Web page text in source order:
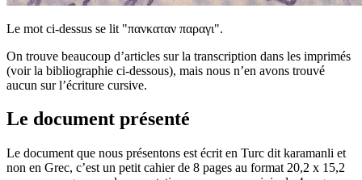
Le mot ci-dessus se lit "πανκαταν παραγι".
On trouve beaucoup d’articles sur la transcription dans les imprimés
(voir la bibliographie ci-dessous), mais nous n’en avons trouvé
aucun sur l’écriture cursive.
Le document présenté
Le document que nous présentons est écrit en Turc dit karamanli et
non en Grec, c’est un petit cahier de 8 pages au format 20,2 x 15,2